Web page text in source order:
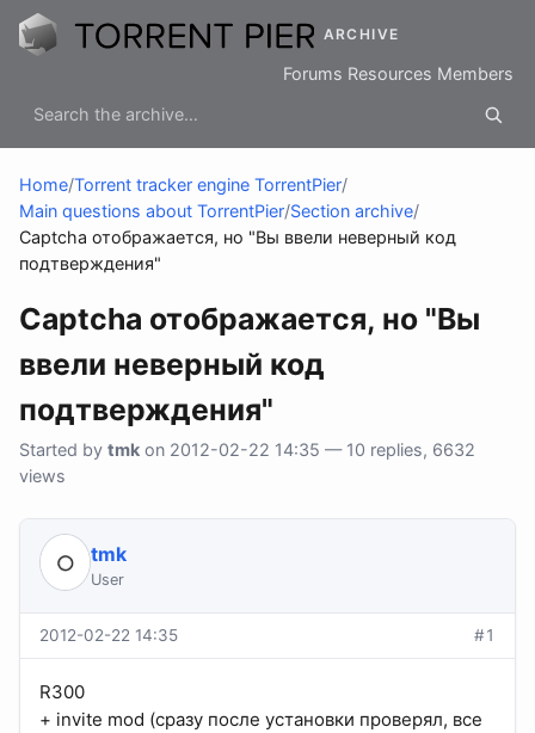
ARCHIVE
Forums Resources Members
Home/Torrent tracker engine TorrentPier/
Main questions about TorrentPier/Section archive/
Captcha отображается, но "Вы ввели неверный код
подтверждения"
Captcha отображается, но "Вы
ввели неверный код
подтверждения"
Started by tmk on 2012-02-22 14:35 — 10 replies, 6632
views
tmk
User
2012-02-22 14:35 #1
R300
+ invite mod (сразу после установки проверял, все